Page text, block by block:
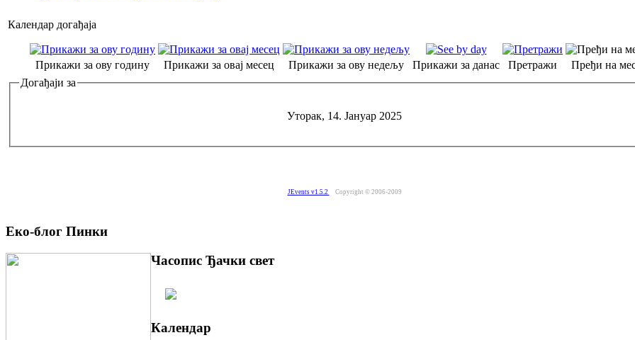
Календар догађаја
Прикажи за ову годину Прикажи за овај месец Прикажи за ову недељу Прикажи за данас Претражи
Пређи на
Догађаји за
Уторак, 14. Јануар 2025
JEvents v1.5.2 Copyright © 2006-2009
Еко-блог Пинки
Часопис Ђачки свет
Календар